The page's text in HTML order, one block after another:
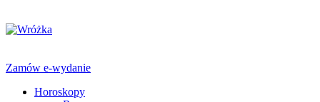
Zamów e-wydanie
Horoskopy